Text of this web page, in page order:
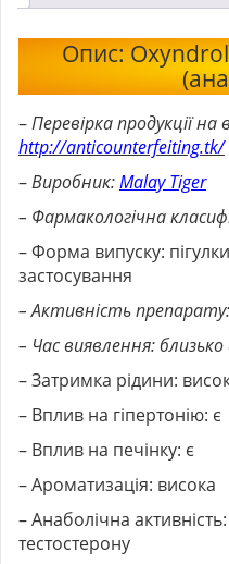
Опис:
–Перевірка продукції
http://anticounterfeiting.tk/
–Виробник:Malay Tiger
– Фармакологічна
– Форма випуску:
застосування
– Активність
– Час виявлення:
– Затримка рідини:
– Вплив на гіпертонію: є
– Вплив на печінку: є
– Ароматизація: висока
– Анаболічна
тестостерону